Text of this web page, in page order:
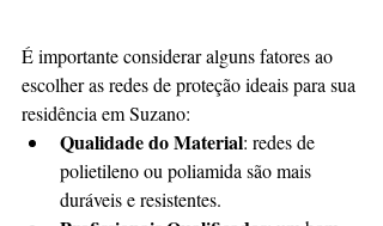
É importante considerar alguns fatores ao
escolher as redes de proteção ideais para sua
residência em Suzano:
Qualidade do Material: redes de
polietileno ou poliamida são mais
duráveis e resistentes.